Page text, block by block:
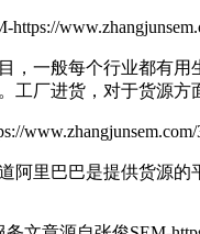
一般每个行业都有用
工厂进货，对于货源方
www.zhangjunsem.com/
里巴巴是提供货源的